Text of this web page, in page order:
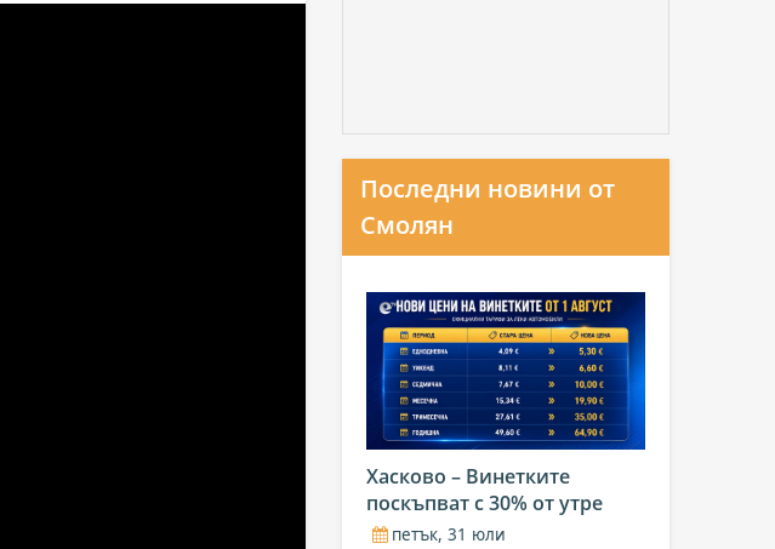
Последни новини от
Смолян
Хасково – Винетките
поскъпват с 30% от утре
петък, 31 юли